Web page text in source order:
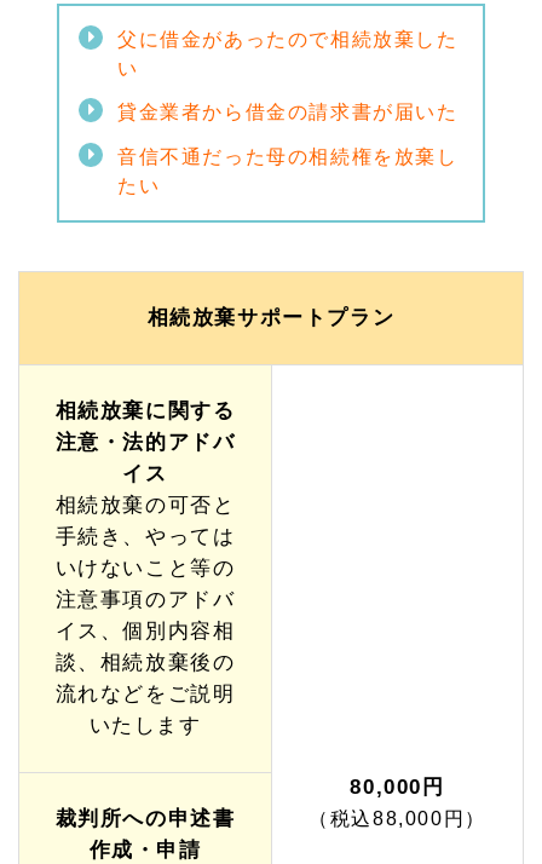
父に借金があったので相続放棄した
い
貸金業者から借金の請求書が届いた
音信不通だった母の相続権を放棄し
たい
相続放棄サポートプラン
相続放棄に関する
注意・法的アドバ
イス
相続放棄の可否と
手続き、やっては
いけないこと等の
注意事項のアドバ
イス、個別内容相
談、相続放棄後の
流れなどをご説明
いたします
80,000円
（税込88,000円）
裁判所への申述書
作成・申請